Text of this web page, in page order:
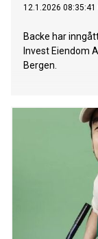
12.1.2026 08:35:41
Backe har
Invest Eiendom
Bergen.